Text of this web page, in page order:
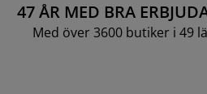
47 ÅR MED BRA
Med över 3600 butiker i 49